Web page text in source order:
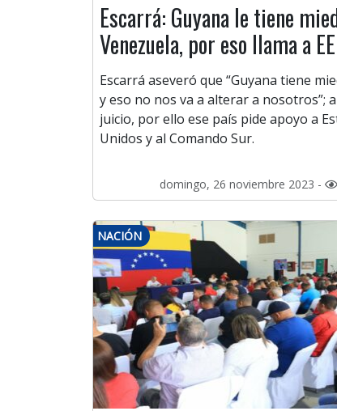
Escarrá: Guyana le tiene
Venezuela, por eso llama a
Escarrá aseveró que “Guyana tiene
y eso no nos va a alterar a nosotros”;
juicio, por ello ese país pide apoyo a
Unidos y al Comando Sur.
domingo, 26 noviembre 2023 -
NACIÓN